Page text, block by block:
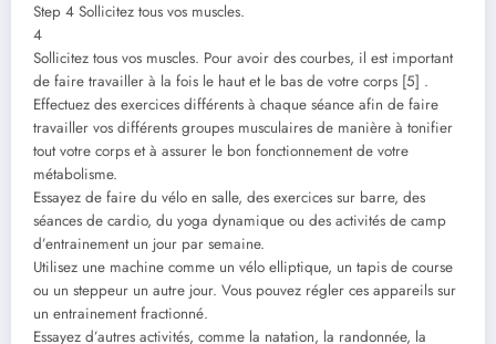
Step 4 Sollicitez tous vos muscles.
4
Sollicitez tous vos muscles. Pour avoir des courbes, il est important
de faire travailler à la fois le haut et le bas de votre corps [5] .
Effectuez des exercices différents à chaque séance afin de faire
travailler vos différents groupes musculaires de manière à tonifier
tout votre corps et à assurer le bon fonctionnement de votre
métabolisme.
Essayez de faire du vélo en salle, des exercices sur barre, des
séances de cardio, du yoga dynamique ou des activités de camp
d’entrainement un jour par semaine.
Utilisez une machine comme un vélo elliptique, un tapis de course
ou un steppeur un autre jour. Vous pouvez régler ces appareils sur
un entrainement fractionné.
Essayez d’autres activités, comme la natation, la randonnée, la